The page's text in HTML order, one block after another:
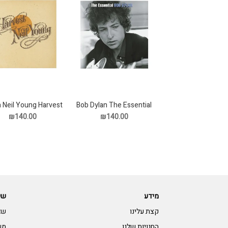
Bob Dylan The Essential
תקליט
₪140.00
Neil Young Harvest תקליט
₪140.00
מידע
קצת עלינו